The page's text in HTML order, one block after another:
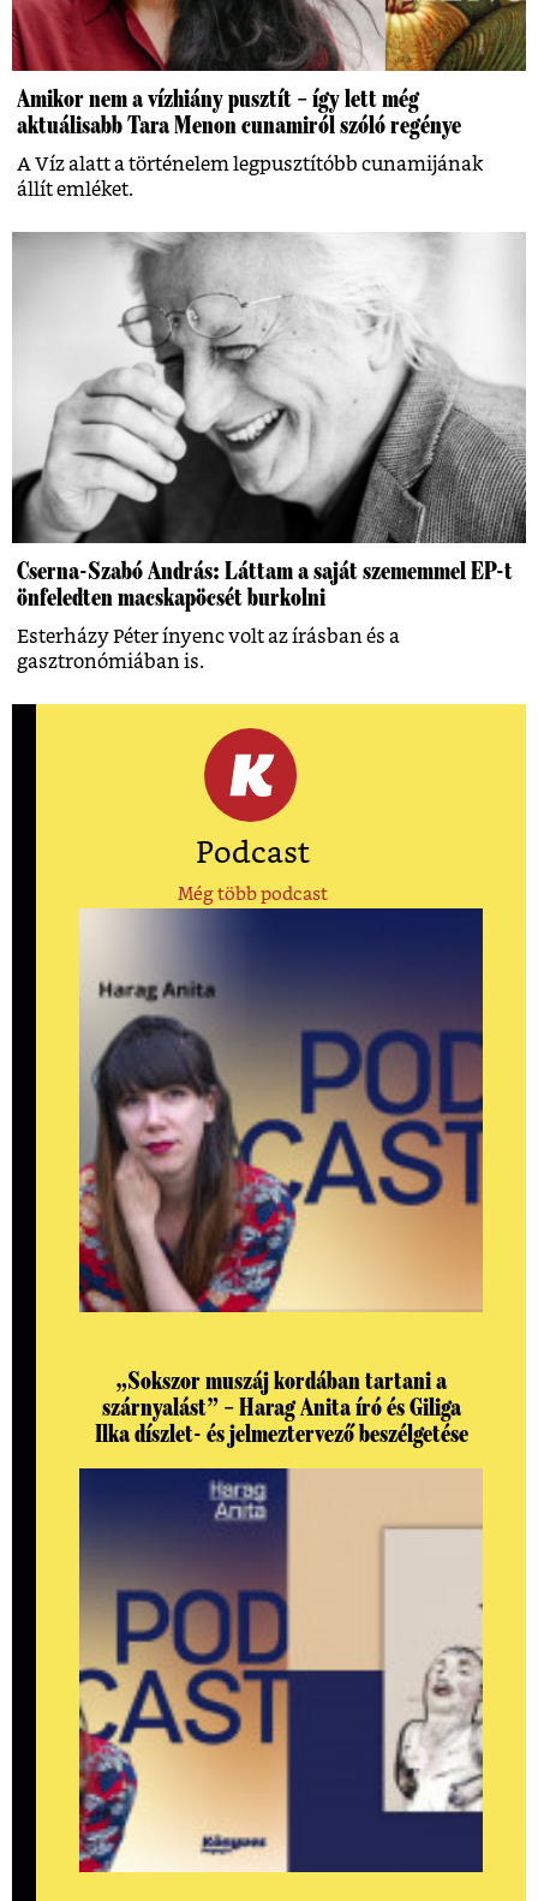
Amikor nem a vízhiány pusztít – így lett még
aktuálisabb Tara Menon cunamiról szóló regénye
A Víz alatt a történelem legpusztítóbb cunamijának
állít emléket.
Cserna-Szabó András: Láttam a saját szememmel EP-t
önfeledten macskapöcsét burkolni
Esterházy Péter ínyenc volt az írásban és a
gasztronómiában is.
Podcast
Még több podcast
„Sokszor muszáj kordában tartani a
szárnyalást” – Harag Anita író és Giliga
Ilka díszlet- és jelmeztervező beszélgetése